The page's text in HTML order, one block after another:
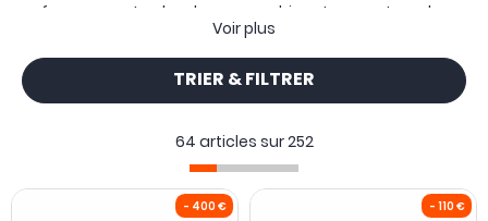
performance et polyvalence, combinant un capteur de
grande taille avec un viseur électronique et une large
compatibilité optique, sans le mécanisme reflex
traditionnel. Ils embarquent lesdernières technologies en
matière d’autofocus,de traitement d’imageet
d’enregistrement vidéo
, tout en permettant
Que vous recherchiez unboîtier hybride compactpour
voyager léger ou que vous souhaitiez investir dans le
Voir plus
TRIER & FILTRER
64 articles sur252